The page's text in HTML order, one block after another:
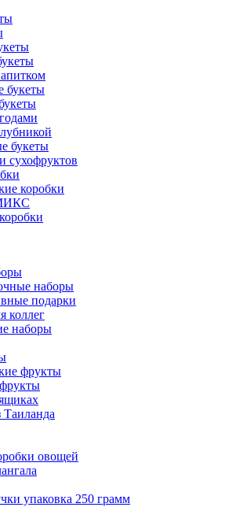
букеты
букеты
сухофруктов
коробки
наборы
подарки
коллег
наборы
фрукты
овощей
упаковка 250 грамм